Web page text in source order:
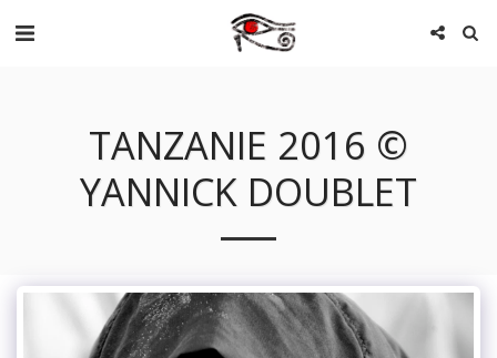
TANZANIE 2016 ©
YANNICK DOUBLET